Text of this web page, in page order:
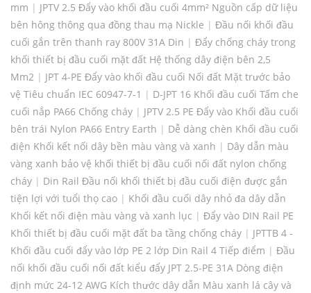
mm | JPTV 2.5 Đẩy vào khối đầu cuối 4mm² Nguồn cấp dữ liệu
bên hông thông qua đồng thau mạ Nickle | Đầu nối khối đầu
cuối gắn trên thanh ray 800V 31A Din | Đẩy chống cháy trong
khối thiết bị đầu cuối mặt đất Hệ thống dây điện bên 2,5
Mm2 | JPT 4-PE Đẩy vào khối đầu cuối Nối đất Mặt trước bảo
vệ Tiêu chuẩn IEC 60947-7-1 | D-JPT 16 Khối đầu cuối Tấm che
cuối nắp PA66 Chống cháy | JPTV 2.5 PE Đẩy vào Khối đầu cuối
bên trái Nylon PA66 Entry Earth | Dễ dàng chèn Khối đầu cuối
điện Khối kết nối dây bền màu vàng và xanh | Dây dẫn màu
vàng xanh bảo vệ khối thiết bị đầu cuối nối đất nylon chống
cháy | Din Rail Đầu nối khối thiết bị đầu cuối điện được gắn
tiện lợi với tuổi thọ cao | Khối đầu cuối dây nhỏ đa dây dẫn
Khối kết nối điện màu vàng và xanh lục | Đẩy vào DIN Rail PE
Khối thiết bị đầu cuối mặt đất ba tầng chống cháy | JPTTB 4 -
Khối đầu cuối đẩy vào lớp PE 2 lớp Din Rail 4 Tiếp điểm | Đầu
nối khối đầu cuối nối đất kiểu đẩy JPT 2.5-PE 31A Dòng điện
định mức 24-12 AWG Kích thước dây dẫn Màu xanh lá cây và